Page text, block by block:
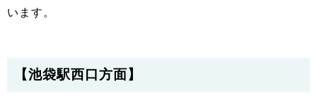
います。
【池袋駅西口方面】